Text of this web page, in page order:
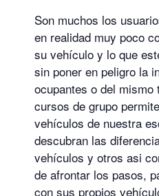
Son muchos los
en realidad muy poco
su vehículo y lo que
sin poner en peligro la
ocupantes o del mismo
cursos de grupo
vehículos de nuestra
descubran las
vehículos y otros asi
de afrontar los pasos,
con sus propios